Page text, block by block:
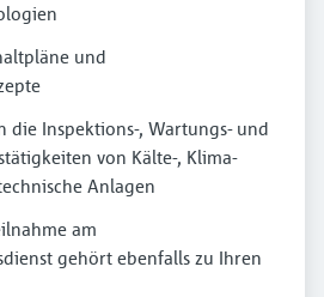
und
die Inspektions-, Wartungs- und
von Kälte-, Klima-
Anlagen
am
gehört ebenfalls zu Ihren